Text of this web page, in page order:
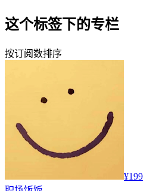
这个标签下的专栏
按订阅数排序
¥199